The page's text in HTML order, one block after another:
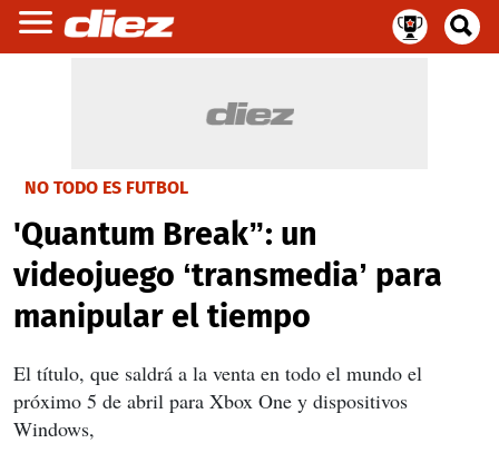
NO TODO ES FUTBOL
'Quantum Break”: un
videojuego ‘transmedia’ para
manipular el tiempo
El título, que saldrá a la venta en todo el mundo el
próximo 5 de abril para Xbox One y dispositivos
Windows,